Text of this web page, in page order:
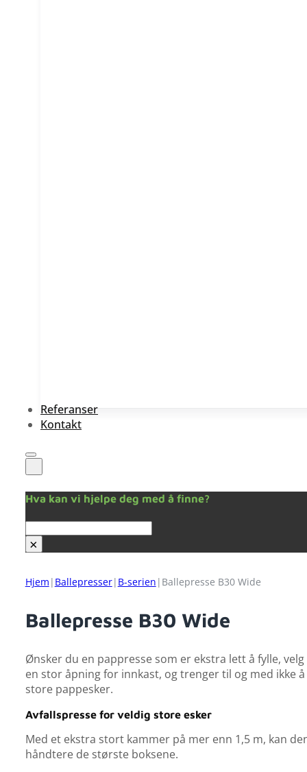
Referanser
Kontakt
Hva kan vi hjelpe deg med å finne?
Søk
×
Hjem | Ballepresser| B-serien | Ballepresse B30 Wide
Ballepresse B30 Wide
Ønsker du en pappresse som er ekstra lett å fylle, velg
en stor åpning for innkast, og trenger til og med ikke
store pappesker.
Avfallspresse for veldig store esker
Med et ekstra stort kammer på mer enn 1,5 m, kan
håndtere de største boksene.